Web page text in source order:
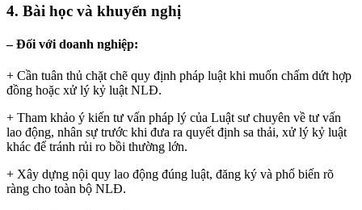
4. Bài học và khuyến nghị
– Đối với doanh nghiệp:
+ Cần tuân thủ chặt chẽ quy định pháp luật khi muốn chấm dứt hợp
đồng hoặc xử lý kỷ luật NLĐ.
+ Tham khảo ý kiến tư vấn pháp lý của Luật sư chuyên về tư vấn
lao động, nhân sự trước khi đưa ra quyết định sa thải, xử lý kỷ luật
khác để tránh rủi ro bồi thường lớn.
+ Xây dựng nội quy lao động đúng luật, đăng ký và phổ biến rõ
ràng cho toàn bộ NLĐ.